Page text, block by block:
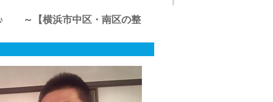
～【横浜市中区・南区の整